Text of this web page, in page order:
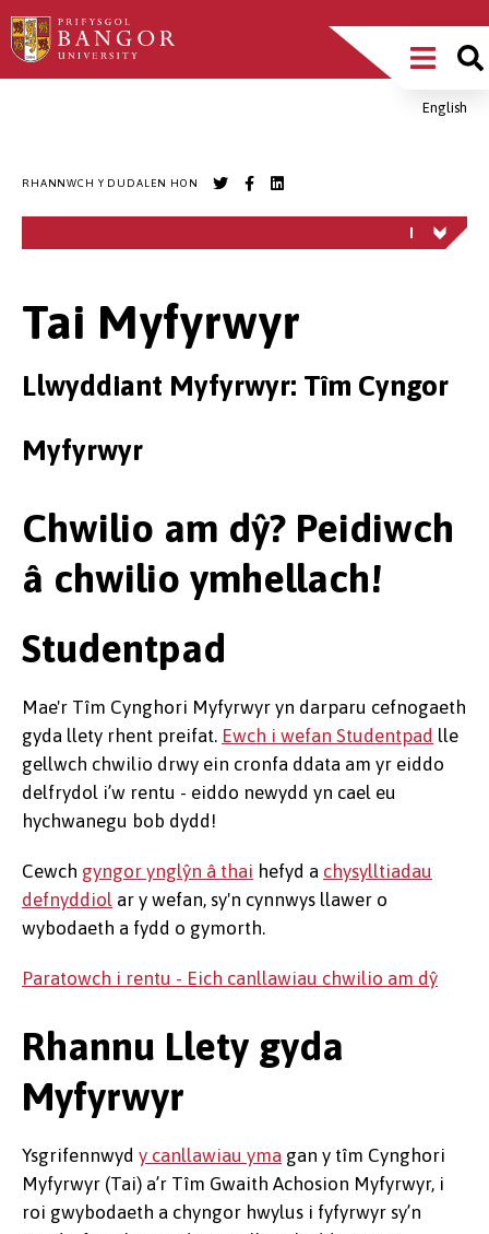
Sgipiwch
i’r
Main
MenuEnglish
RHANNWCH Y DUDALEN HON
Tai Myfyrwyr
Llwyddiant Myfyrwyr: Tîm Cyngor
Myfyrwyr
Chwilio am dŷ? Peidiwch
â chwilio ymhellach!
Studentpad
Mae'r Tîm Cynghori Myfyrwyr yn darparu cefnogaeth
gyda llety rhent preifat. Ewch i wefan Studentpad lle
gellwch chwilio drwy ein cronfa ddata am yr eiddo
delfrydol i’w rentu - eiddo newydd yn cael eu
hychwanegu bob dydd!
Cewch gyngor ynglŷn â thai hefyd a chysylltiadau
defnyddiol ar y wefan, sy'n cynnwys llawer o
wybodaeth a fydd o gymorth.
Paratowch i rentu - Eich canllawiau chwilio am dŷ
Rhannu Llety gyda
Myfyrwyr
Ysgrifennwyd y canllawiau yma gan y tîm Cynghori
Myfyrwyr (Tai) a’r Tîm Gwaith Achosion Myfyrwyr, i
roi gwybodaeth a chyngor hwylus i fyfyrwyr sy’n